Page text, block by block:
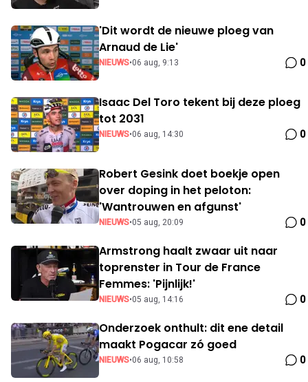
'Dit wordt de nieuwe ploeg van
Arnaud de Lie'
NIEUWS•06 aug, 9:13 0
Isaac Del Toro tekent bij deze ploeg
tot 2031
NIEUWS•06 aug, 14:30 0
Robert Gesink doet boekje open
over doping in het peloton:
'Wantrouwen en afgunst'
NIEUWS•05 aug, 20:09 0
Armstrong haalt zwaar uit naar
toprenster in Tour de France
Femmes: 'Pijnlijk!'
NIEUWS•05 aug, 14:16 0
Onderzoek onthult: dit ene detail
maakt Pogacar zó goed
NIEUWS•06 aug, 10:58 0